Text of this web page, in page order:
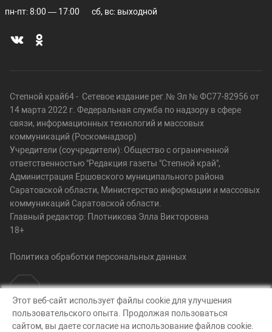
пн-пт: 8:00 — 17:00 сб, вс: выходной
Степной край64 - Сетевое издание рег.№ Эл № ФС77-82956 от
14 марта 2022 г. Федеральная служба по надзору в сфере
связи, информационных технологий и массовых
коммуникаций (Роскомнадзор)
Учредители (соучредители): Общество с ограниченной
ответственностью "Редакция газеты "Степной край",
Администрация Ершовского муниципального района
Саратовской области, Министерство информации и массовых
коммуникаций Саратовской области.
Главный редактор: Плотникова Элла Викторовна
18+
Политика обработки персональных данных
© Степной край64, 2026
Этот веб-сайт использует файлы cookie для улучшения
пользовательского опыта. Продолжая пользоваться
сайтом, вы даете согласие на использование файлов cookie.